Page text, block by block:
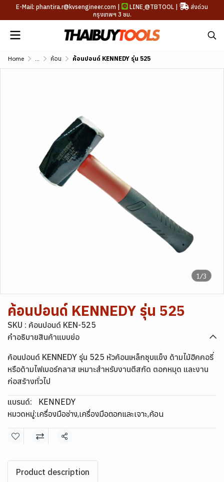
E-Mail: phantira.r@kvsengineer.com | LINE @TBTOOL |
ส่งด่วน
กรุงเทพฯ 3 ชม.
Home ... ค้อน ค้อนปอนด์ KENNEDY รุ่น 525
1/3
ค้อนปอนด์ KENNEDY รุ่น 525
SKU : ค้อนปอนด์ KEN-525
คำอธิบายสินค้าแบบย่อ
ค้อนปอนด์ KENNEDY รุ่น 525 หัวค้อนเหล็กชุบแข็ง ด้ามไม้ฮิคคอรี่
หรือด้ามไฟเบอร์กลาส เหมาะสำหรับงานตีสกัด ตอกหมุด และงาน
ก่อสร้างทั่วไป
แบรนด์:
KENNEDY
หมวดหมู่:เครื่องมือช่าง,เครื่องมือตอกและเจาะ,ค้อน
แชร์
Product description